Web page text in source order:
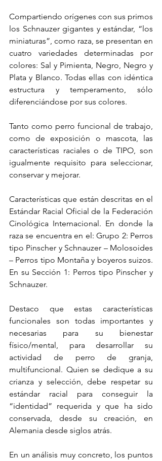
Compartiendo orígenes con sus primos
los Schnauzer gigantes y estándar, “los
miniaturas”, como raza, se presentan en
cuatro variedades determinadas por
colores: Sal y Pimienta, Negro, Negro y
Plata y Blanco. Todas ellas con idéntica
estructura y temperamento, sólo
diferenciándose por sus colores.
Tanto como perro funcional de trabajo,
como de exposición o mascota, las
características raciales o de TIPO, son
igualmente requisito para seleccionar,
conservar y mejorar.
Características que están descritas en el
Estándar Racial Oficial de la Federación
Cinológica Internacional. En donde la
raza se encuentra en el: Grupo 2: Perros
tipo Pinscher y Schnauzer – Molosoides
– Perros tipo Montaña y boyeros suizos.
En su Sección 1: Perros tipo Pinscher y
Schnauzer.
Destaco que estas características
funcionales son todas importantes y
necesarias para su bienestar
físico/mental, para desarrollar su
actividad de perro de granja,
multifuncional. Quien se dedique a su
crianza y selección, debe respetar su
estándar racial para conseguir la
“identidad” requerida y que ha sido
conservada, desde su creación, en
Alemania desde siglos atrás.
En un análisis muy concreto, los puntos